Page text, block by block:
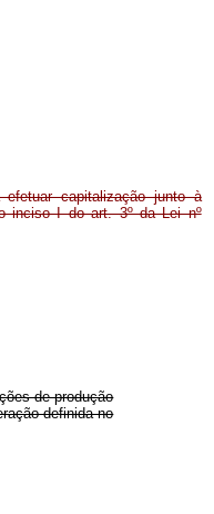
capitalização junto à
inciso I do art. 3º da Lei nº
de produção
definida no